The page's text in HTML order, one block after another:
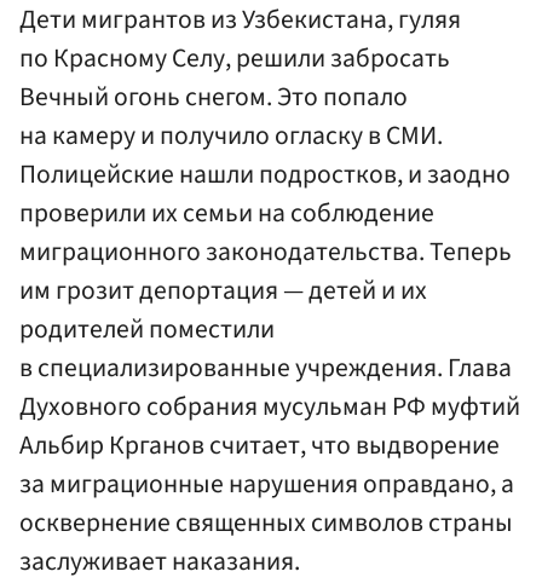
Дети мигрантов из Узбекистана, гуляя
по Красному Селу, решили забросать
Вечный огонь снегом. Это попало
на камеру и получило огласку в СМИ.
Полицейские нашли подростков, и заодно
проверили их семьи на соблюдение
миграционного законодательства. Теперь
им грозит депортация — детей и их
родителей поместили
в специализированные учреждения. Глава
Духовного собрания мусульман РФ муфтий
Альбир Крганов считает, что выдворение
за миграционные нарушения оправдано, а
осквернение священных символов страны
заслуживает наказания.